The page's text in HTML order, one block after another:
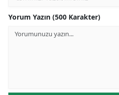
Yorum Yazın (500 Karakter)